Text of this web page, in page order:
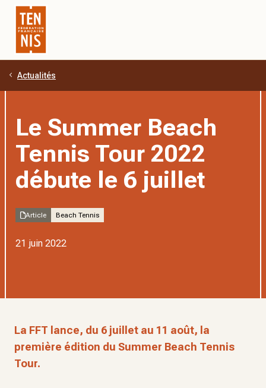
Aller au contenu principal
Actualités
Le Summer Beach
Tennis Tour 2022
débute le 6 juillet
Article Beach Tennis
21 juin 2022
La FFT lance, du 6 juillet au 11 août, la
première édition du Summer Beach Tennis
Tour.